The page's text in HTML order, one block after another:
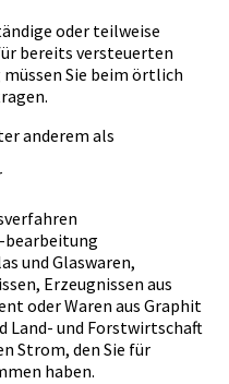
oder teilweise
bereits versteuerten
Sie beim örtlich
anderem als
bearbeitung
und Glaswaren,
Erzeugnissen aus
oder Waren aus Graphit
Land- und Forstwirtschaft
Strom, den Sie für
haben.